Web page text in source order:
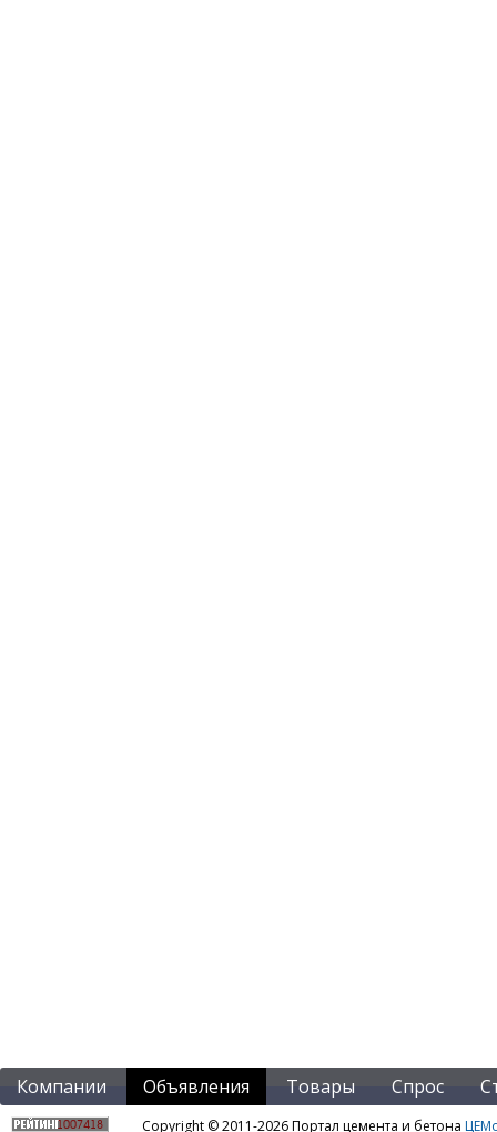
Компании Объявления Товары Спрос
Copyright © 2011-2026 Портал цемента и бетона